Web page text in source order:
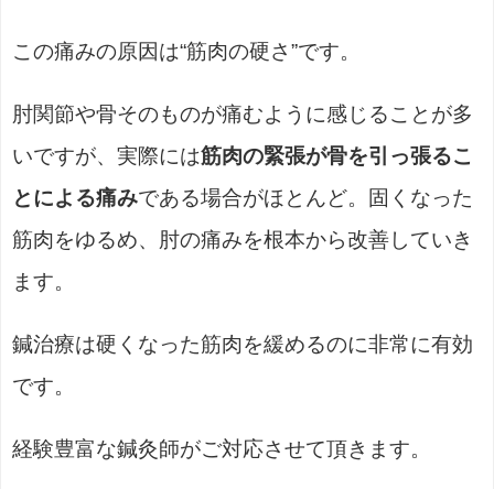
この痛みの原因は“筋肉の硬さ”です。
肘関節や骨そのものが痛むように感じることが多
いですが、実際には筋肉の緊張が骨を引っ張るこ
とによる痛みである場合がほとんど。固くなった
筋肉をゆるめ、肘の痛みを根本から改善していき
ます。
鍼治療は硬くなった筋肉を緩めるのに非常に有効
です。
経験豊富な鍼灸師がご対応させて頂きます。